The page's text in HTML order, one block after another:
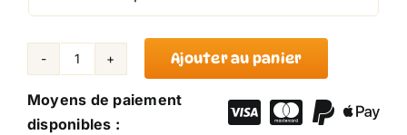
quantité
de
Marionnette
Ajouter au panier
Moyens de paiement
disponibles :